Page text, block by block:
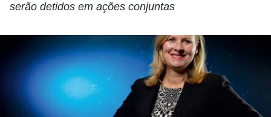
serão detidos em ações conjuntas